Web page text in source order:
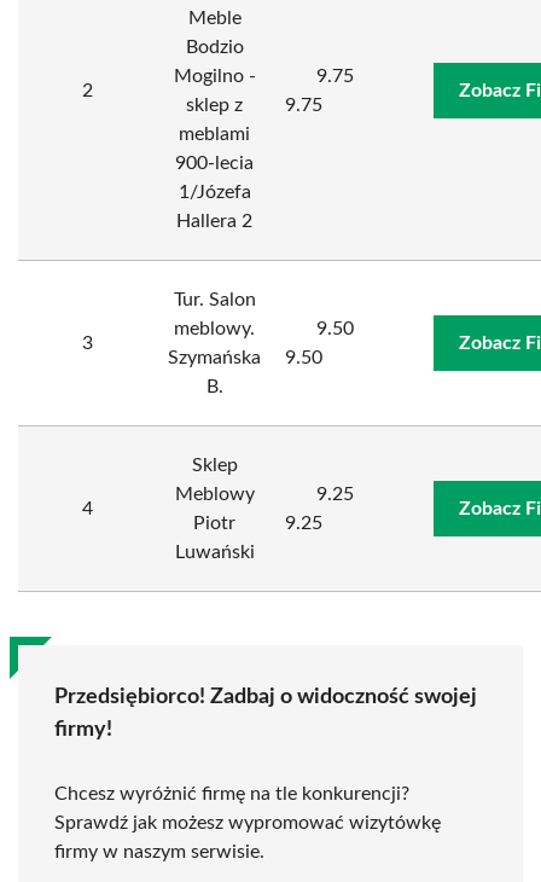
2
Meble
Bodzio
Mogilno -
sklep z
meblami
900-lecia
1/Józefa
Hallera 2
9.75
9.75
Zobacz
3
Tur. Salon
meblowy.
Szymańska
B.
9.50
9.50
Zobacz
4
Sklep
Meblowy
Piotr
Luwański
9.25
9.25
Zobacz
Przedsiębiorco! Zadbaj o widoczność swojej
firmy!
Chcesz wyróżnić firmę na tle konkurencji?
Sprawdź jak możesz wypromować wizytówkę
firmy w naszym serwisie.